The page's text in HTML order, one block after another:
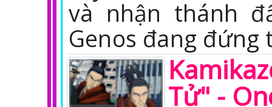
và nhận thánh
Genos đang
Tử" -